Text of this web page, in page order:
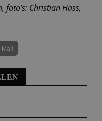
foto’s: Christian Hass,
Mail